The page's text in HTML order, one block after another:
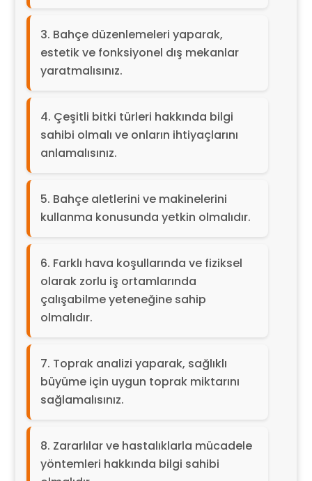
Bahçe düzenlemeleri yaparak,
estetik ve fonksiyonel dış mekanlar
yaratmalısınız.
Çeşitli bitki türleri hakkında bilgi
sahibi olmalı ve onların ihtiyaçlarını
anlamalısınız.
Bahçe aletlerini ve makinelerini
kullanma konusunda yetkin olmalıdır.
Farklı hava koşullarında ve fiziksel
olarak zorlu iş ortamlarında
çalışabilme yeteneğine sahip
olmalıdır.
Toprak analizi yaparak, sağlıklı
büyüme için uygun toprak miktarını
sağlamalısınız.
Zararlılar ve hastalıklarla mücadele
yöntemleri hakkında bilgi sahibi